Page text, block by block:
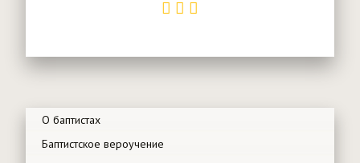
О баптистах
Баптистское вероучение